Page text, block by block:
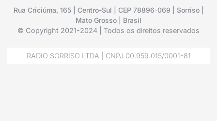
Rua Criciúma, 165 | Centro-Sul | CEP 78896-069 | Sorriso |
Mato Grosso | Brasil
© Copyright 2021-2024 | Todos os direitos reservados
RADIO SORRISO LTDA | CNPJ 00.959.015/0001-81